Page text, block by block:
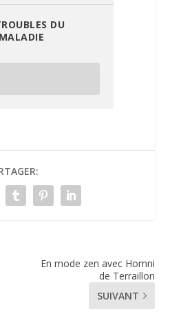
DU
En mode zen avec Homni
de Terraillon
SUIVANT